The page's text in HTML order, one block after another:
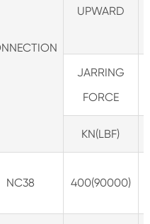
UPWARD
JARRING
FORCE
KN(LBF)
NC38 400(90000)